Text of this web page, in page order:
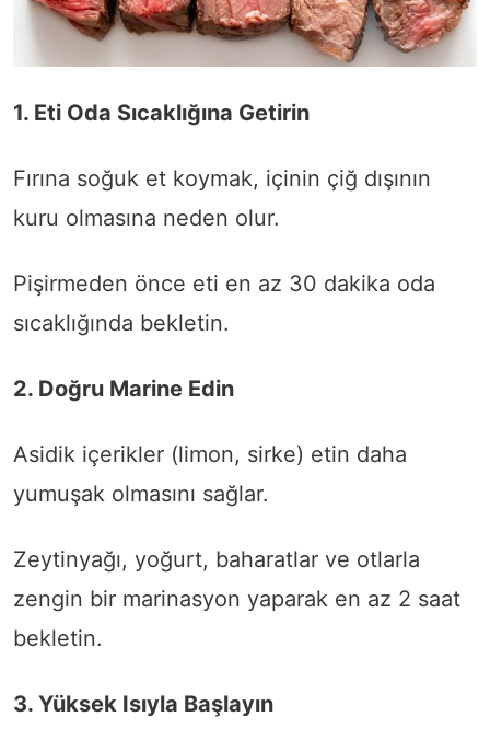
1. Eti Oda Sıcaklığına Getirin
Fırına soğuk et koymak, içinin çiğ dışının
kuru olmasına neden olur.
Pişirmeden önce eti en az 30 dakika oda
sıcaklığında bekletin.
2. Doğru Marine Edin
Asidik içerikler (limon, sirke) etin daha
yumuşak olmasını sağlar.
Zeytinyağı, yoğurt, baharatlar ve otlarla
zengin bir marinasyon yaparak en az 2 saat
bekletin.
3. Yüksek Isıyla Başlayın